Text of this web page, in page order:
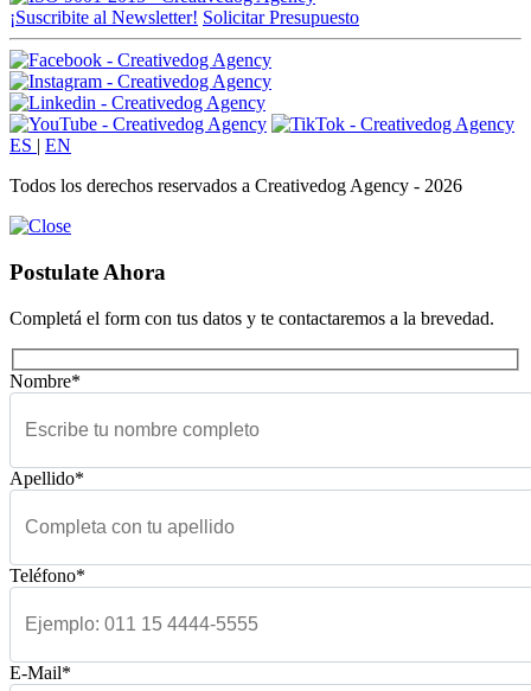
¡Suscribite al Newsletter! Solicitar Presupuesto
ES | EN
Todos los derechos reservados a Creativedog Agency - 2026
Postulate Ahora
Completá el form con tus datos y te contactaremos a la brevedad.
Nombre*
Apellido*
Teléfono*
E-Mail*